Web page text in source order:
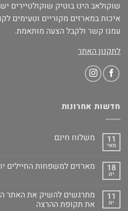
שוקולאב הינו בוטיק שוקולטיירים
איכות במארזים מקוריים וטעימים
עמנו קשר ולקבל הצעה מותאמת.
לתקנון האתר
חדשות אחרונות
11
מאי
משלוח חינם
18
יונ
מארזים למשפחות החיילים
11
יונ
מתרגשים להשיק את האתר
את תקופת ההרצה